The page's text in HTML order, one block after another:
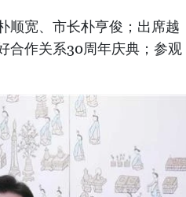
顺宽、市长朴亨俊；出席越
合作关系30周年庆典；参观